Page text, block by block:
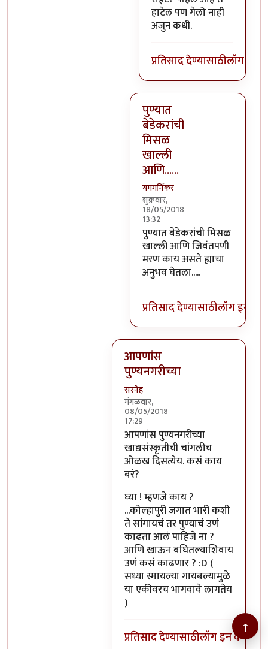
हाटेल पण गेलो नाही
अजुन कधी.
प्रतिसाद देण्यासाठीलॉग इन
पुण्यात
बेडेकरांची
मिसळ
खाल्ली
आणि......
यमगर्निकर
शुक्रवार,
18/05/2018
13:32
In reply toभिलवडीला फक्त दूध
पुण्यात बेडेकरांची मिसळ
खाल्ली आणि जिवंतपणी
मरण काय असते ह्याचा
अनुभव घेतला.....
प्रतिसाद देण्यासाठीलॉग इन करा
आपणांस
पुण्यनगरीच्या
सस्नेह
मंगळवार,
08/05/2018
17:29
In reply toआपणांस पुण्यनगरीच्या
आपणांस पुण्यनगरीच्या
खाद्यसंस्कृतीची चांगलीच
ओळख दिसत्येय. कसं काय
बरं?
घ्या ! म्हणजे काय ?
...कोल्हापुरी जगात भारी कशी
ते सांगायचं तर पुण्याचं उणं
काढता आलं पाहिजे ना ?
आणि खाऊन बघितल्याशिवाय
उणं कसं काढणार ? :D (
सध्या स्मायल्या गायबल्यामुळे
या एकीवरच भागवावे लागतेय
)
प्रतिसाद देण्यासाठीलॉग इन करा
↑